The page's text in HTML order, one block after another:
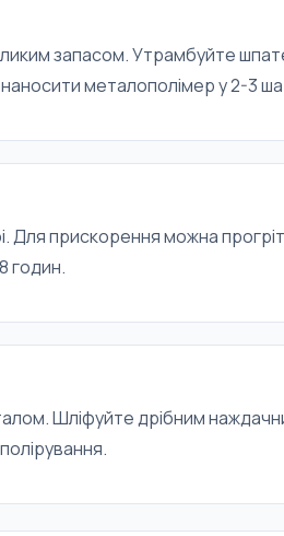
запасом. Утрамбуйте
металополімер у 2-3
Для прискорення можна
годин.
Шліфуйте дрібним